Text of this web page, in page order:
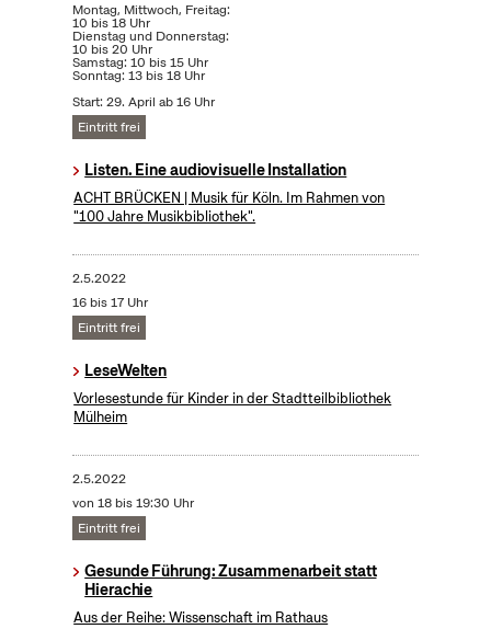
Montag, Mittwoch, Freitag:
10 bis 18 Uhr
Dienstag und Donnerstag:
10 bis 20 Uhr
Samstag: 10 bis 15 Uhr
Sonntag: 13 bis 18 Uhr
Start: 29. April ab 16 Uhr
Eintritt frei
Listen. Eine audiovisuelle Installation
ACHT BRÜCKEN | Musik für Köln. Im Rahmen von
"100 Jahre Musikbibliothek".
2.5.2022
16 bis 17 Uhr
Eintritt frei
LeseWelten
Vorlesestunde für Kinder in der Stadtteilbibliothek
Mülheim
2.5.2022
von 18 bis 19:30 Uhr
Eintritt frei
Gesunde Führung: Zusammenarbeit statt
Hierachie
Aus der Reihe: Wissenschaft im Rathaus